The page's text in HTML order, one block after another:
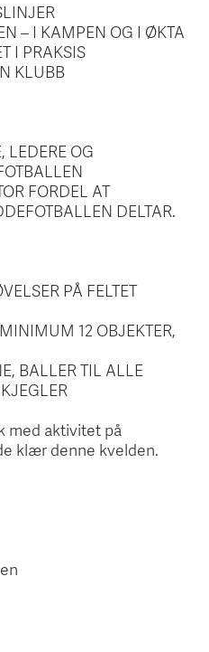
– I KAMPEN OG I ØKTA
I PRAKSIS
KLUBB
LEDERE OG
FORDEL AT
DELTAR.
PÅ FELTET
12 OBJEKTER,
BALLER TIL ALLE
med aktivitet på
klær denne kvelden.